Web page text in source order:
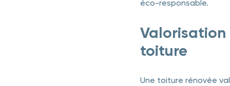
éco-responsable.
toiture
Une toiture rénovée